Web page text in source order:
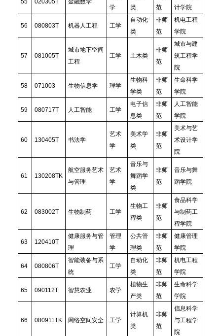
学
类
范
计学院
56 080803T 机器人工程 工学
自动化
类
非师
范
机电工程
学院
57 081005T
城市地下空间
工程
工学 土木类
非师
范
城市与建
筑工程学
院
58 071003 生物信息学 理学
生物科
学类
非师
范
生命科学
学院
59 080717T 人工智能 工学
电子信
息类
非师
范
人工智能
学院
60 130405T 书法学
艺术
学
美术学
类
非师
范
美术与艺
术设计学
院
61 130208TK
航空服务艺术
与管理
艺术
学
音乐与
舞蹈学
类
非师
范
音乐与舞
蹈学院
62 083002T 生物制药 工学
生物工
程类
非师
范
食品科学
与制药工
程学院
63 120410T
健康服务与管
理
管理
学
公共管
理类
非师
范
健康管理
学院
64 080806T
智能装备与系
统
工学
自动化
类
非师
范
机电工程
学院
65 090112T 智慧农业 农学
植物生
产类
非师
范
生命科学
学院
66 080911TK 网络空间安全 工学
计算机
类
非师
范
信息科学
与工程学
院